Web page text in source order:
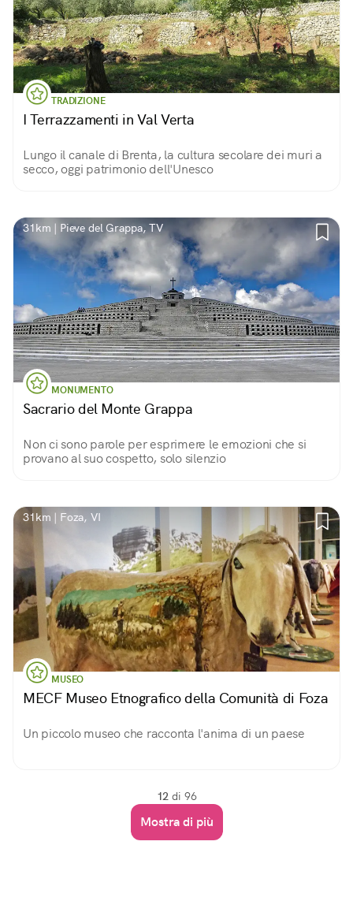
TRADIZIONE
I Terrazzamenti in Val Verta
Lungo il canale di Brenta, la cultura secolare dei muri a
secco, oggi patrimonio dell'Unesco
31km | Pieve del Grappa, TV
MONUMENTO
Sacrario del Monte Grappa
Non ci sono parole per esprimere le emozioni che si
provano al suo cospetto, solo silenzio
31km | Foza, VI
MUSEO
MECF Museo Etnografico della Comunità di Foza
Un piccolo museo che racconta l'anima di un paese
12 di 96
Mostra di più